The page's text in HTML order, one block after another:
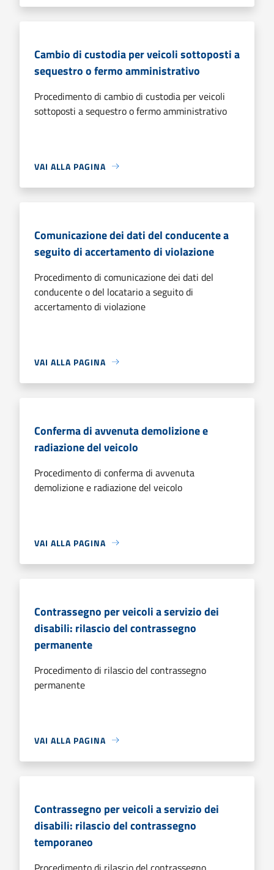
Cambio di custodia per veicoli sottoposti a
sequestro o fermo amministrativo
Procedimento di cambio di custodia per veicoli
sottoposti a sequestro o fermo amministrativo
VAI ALLA PAGINA
Comunicazione dei dati del conducente a
seguito di accertamento di violazione
Procedimento di comunicazione dei dati del
conducente o del locatario a seguito di
accertamento di violazione
VAI ALLA PAGINA
Conferma di avvenuta demolizione e
radiazione del veicolo
Procedimento di conferma di avvenuta
demolizione e radiazione del veicolo
VAI ALLA PAGINA
Contrassegno per veicoli a servizio dei
disabili: rilascio del contrassegno
permanente
Procedimento di rilascio del contrassegno
permanente
VAI ALLA PAGINA
Contrassegno per veicoli a servizio dei
disabili: rilascio del contrassegno
temporaneo